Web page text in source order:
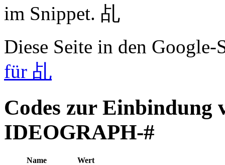
im Snippet. 乩
Diese Seite in den Google-
für 乩
Codes zur
IDEOGRAPH-#
Name
Wert